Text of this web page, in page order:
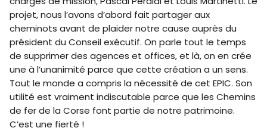
projet, nous l’avons d’abord fait partager aux
cheminots avant de plaider notre cause auprès du
président du Conseil exécutif. On parle tout le temps
de supprimer des agences et offices, et là, on en crée
une à l’unanimité parce que cette création a un sens.
Tout le monde a compris la nécessité de cet EPIC. Son
utilité est vraiment indiscutable parce que les Chemins
de fer de la Corse font partie de notre patrimoine.
C’est une fierté !